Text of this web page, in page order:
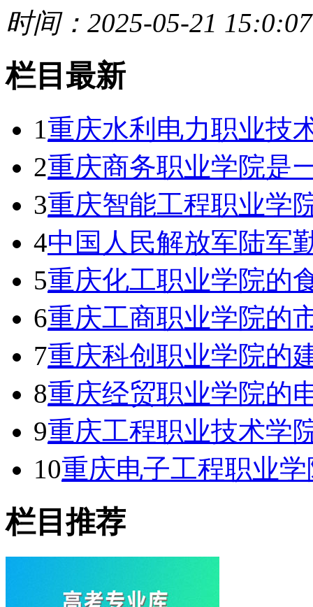
时间：2025-05-21 15:0:07
栏目最新
1重庆水利电力职业技
2重庆商务职业学院是
3重庆智能工程职业学
4中国人民解放军陆军
5重庆化工职业学院的
6重庆工商职业学院的
7重庆科创职业学院的
8重庆经贸职业学院的
9重庆工程职业技术学
10重庆电子工程职业
栏目推荐